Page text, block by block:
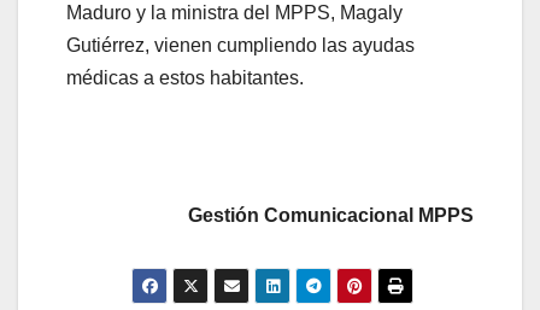
Maduro y la ministra del MPPS, Magaly
Gutiérrez, vienen cumpliendo las ayudas
médicas a estos habitantes.
Gestión Comunicacional MPPS